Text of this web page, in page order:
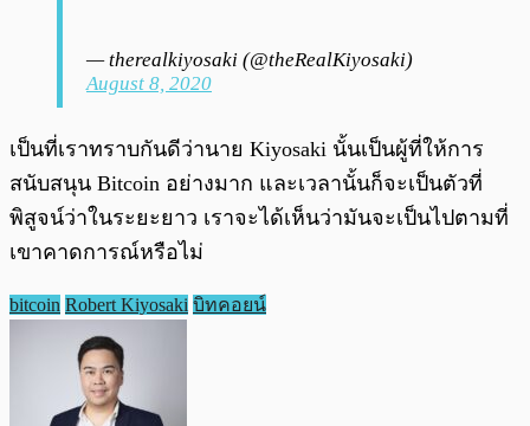
— therealkiyosaki (@theRealKiyosaki)
August 8, 2020
เป็นที่เราทราบกันดีว่านาย Kiyosaki นั้นเป็นผู้ที่ให้การ
สนับสนุน Bitcoin อย่างมาก และเวลานั้นก็จะเป็นตัวที่
พิสูจน์ว่าในระยะยาว เราจะได้เห็นว่ามันจะเป็นไปตามที่
เขาคาดการณ์หรือไม่
bitcoin Robert Kiyosaki บิทคอยน์